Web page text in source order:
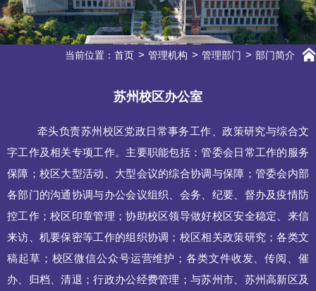
当前位置： 首页 管理机构 管理部门 部门简介
苏州校区办公室
牵头负责苏州校区党政日常事务工作、政策研究与综合文
字工作及相关专项工作。主要职能包括：管委会日常工作的服务
保障；校区大型活动、大型会议的综合协调与保障；管委会内部
各部门的沟通协调与办公会议组织、会务、纪要、督办及疫情防
控工作；校区印章管理；协助校区领导做好校区安全稳定、来信
来访、机要保密等工作的组织协调；校区相关政策研究；各类文
稿起草；校区微信公众号运营维护；各类文件收发、传阅、催
办、归档、清退；行政办公经费管理；与苏州市、苏州高新区及